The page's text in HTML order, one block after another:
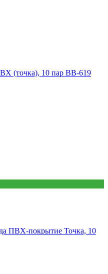
(точка), 10 пар BB-619
ПВХ-покрытие Точка, 10